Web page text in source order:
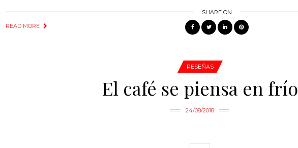
READ MORE
SHARE ON
RESEÑAS
El café se piensa en frío
24/08/2018